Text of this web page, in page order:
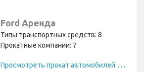
Ford Аренда
Типы транспортных средств: 8
Прокатные компании: 7
П
росмотреть прокат автомобилей Ford